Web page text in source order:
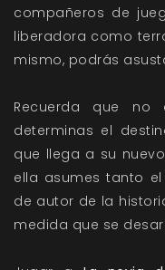
compañeros de
liberadora como
mismo, podrás
Recuerda que no
determinas el
que llega a su
ella asumes tanto
de autor de la
medida que se